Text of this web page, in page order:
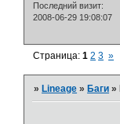
Последний визит:
2008-06-29 19:08:07
Страница:1 2 3 »
» Lineage » Баги »